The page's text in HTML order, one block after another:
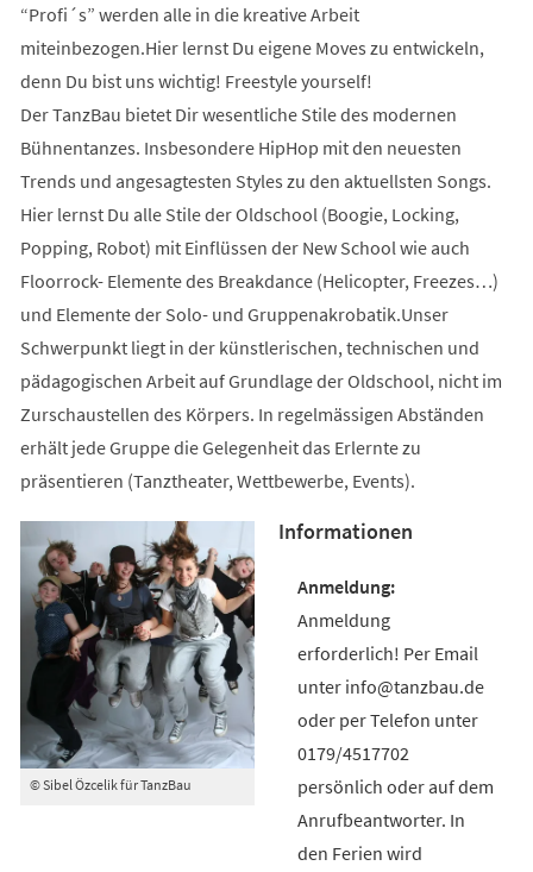
“Profi´s” werden alle in die kreative Arbeit
miteinbezogen.Hier lernst Du eigene Moves zu entwickeln,
denn Du bist uns wichtig! Freestyle yourself!
Der TanzBau bietet Dir wesentliche Stile des modernen
Bühnentanzes. Insbesondere HipHop mit den neuesten
Trends und angesagtesten Styles zu den aktuellsten Songs.
Hier lernst Du alle Stile der Oldschool (Boogie, Locking,
Popping, Robot) mit Einflüssen der New School wie auch
Floorrock- Elemente des Breakdance (Helicopter, Freezes…)
und Elemente der Solo- und Gruppenakrobatik.Unser
Schwerpunkt liegt in der künstlerischen, technischen und
pädagogischen Arbeit auf Grundlage der Oldschool, nicht im
Zurschaustellen des Körpers. In regelmässigen Abständen
erhält jede Gruppe die Gelegenheit das Erlernte zu
präsentieren (Tanztheater, Wettbewerbe, Events).
© Sibel Özcelik für TanzBau
Informationen
Anmeldung
erforderlich! Per Email
unter info@tanzbau.de
oder per Telefon unter
0179/4517702
persönlich oder auf dem
Anrufbeantworter. In
den Ferien wird